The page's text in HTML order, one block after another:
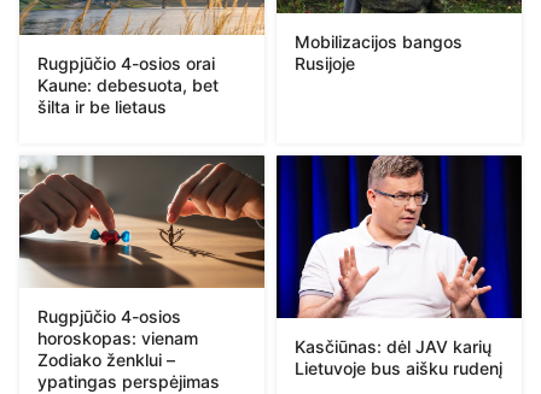
Rugpjūčio 4-osios orai
Kaune: debesuota, bet
šilta ir be lietaus
Mobilizacijos bangos
Rusijoje
Rugpjūčio 4-osios
horoskopas: vienam
Zodiako ženklui –
ypatingas perspėjimas
Kasčiūnas: dėl JAV karių
Lietuvoje bus aišku rudenį